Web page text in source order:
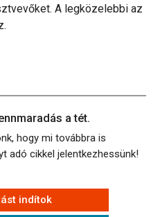
A legközelebbi az
a tét.
hogy mi továbbra is
adó cikkel jelentkezhessünk!
indítok